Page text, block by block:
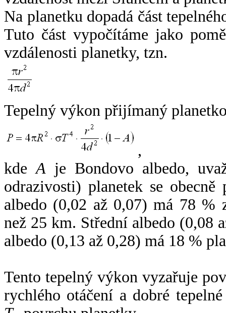
Na planetku dopadá část
Tuto část vypočítáme jako
vzdálenosti planetky, tzn.
Tepelný výkon přijímaný
,
kdeA je Bondovo albedo,
odrazivosti) planetek se
albedo (0,02 až 0,07) má 78 %
než 25 km. Střední albedo (0,08
albedo (0,13 až 0,28) má 18 %
Tento tepelný výkon vyzařuje
rychlého otáčení a dobré